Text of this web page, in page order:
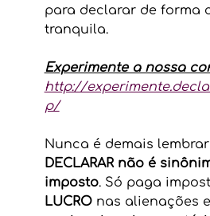
para declarar de forma
tranquila.
Experimente a nossa
http://
p/
Nunca é demais
DECLARAR não é
imposto. Só paga
LUCRO nas alienações